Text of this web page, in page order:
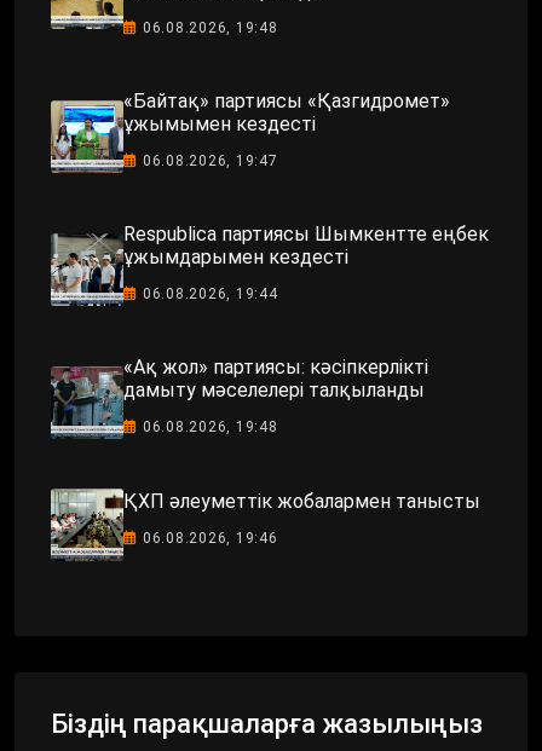
06.08.2026, 19:48
«Байтақ» партиясы «Қазгидромет»
ұжымымен кездесті
06.08.2026, 19:47
Respublica партиясы Шымкентте еңбек
ұжымдарымен кездесті
06.08.2026, 19:44
«Ақ жол» партиясы: кәсіпкерлікті
дамыту мәселелері талқыланды
06.08.2026, 19:48
ҚХП әлеуметтік жобалармен танысты
06.08.2026, 19:46
Біздің парақшаларға жазылыңыз